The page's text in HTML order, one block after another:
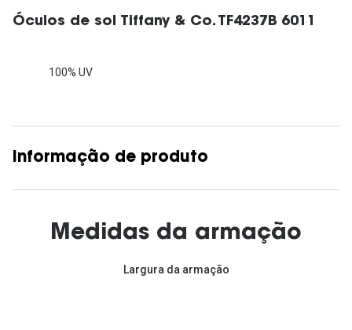
Óculos de sol Tiffany & Co. TF4237B 6011
100% UV
Informação de produto
Medidas da armação
Largura da armação